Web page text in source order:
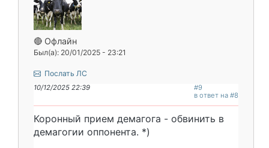
🔴 Офлайн
Был(а): 20/01/2025 - 23:21
Послать ЛС
10/12/2025 22:39
#9
в ответ на #8
Коронный прием демагога - обвинить в
демагогии оппонента. *)